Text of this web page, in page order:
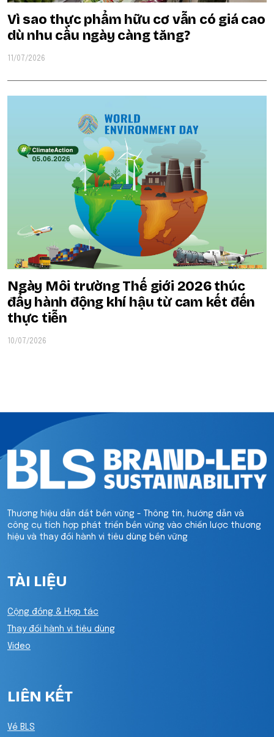
Vì sao thực phẩm hữu cơ vẫn có giá cao
dù nhu cầu ngày càng tăng?
11/07/2026
Ngày Môi trường Thế giới 2026 thúc
đẩy hành động khí hậu từ cam kết đến
thực tiễn
10/07/2026
Thương hiệu dẫn dắt bền vững - Thông tin, hướng dẫn và
công cụ tích hợp phát triển bền vững vào chiến lược thương
hiệu và thay đổi hành vi tiêu dùng bền vững
TÀI LIỆU
Cộng đồng & Hợp tác
Thay đổi hành vi tiêu dùng
Video
LIÊN KẾT
Về BLS